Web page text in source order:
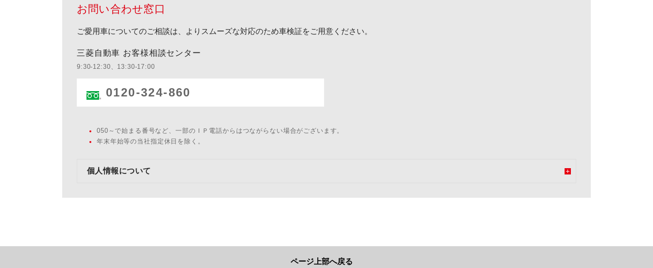
お問い合わせ窓口
ご愛用車についてのご相談は、よりスムーズな対応のため車検証をご用意ください。
三菱自動車 お客様相談センター
9:30-12:30、13:30-17:00
0120-324-860
050～で始まる番号など、一部のＩＰ電話からはつながらない場合がございます。
年末年始等の当社指定休日を除く。
個人情報について
ページ上部へ戻る